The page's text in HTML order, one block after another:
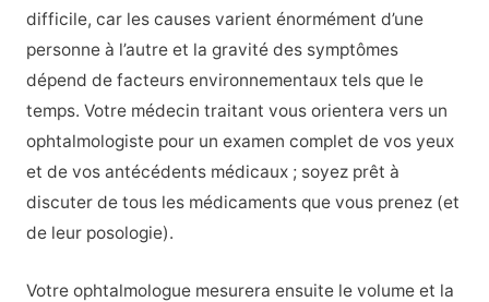
difficile, car les causes varient énormément d’une
personne à l’autre et la gravité des symptômes
dépend de facteurs environnementaux tels que le
temps. Votre médecin traitant vous orientera vers un
ophtalmologiste pour un examen complet de vos yeux
et de vos antécédents médicaux ; soyez prêt à
discuter de tous les médicaments que vous prenez (et
de leur posologie).
Votre ophtalmologue mesurera ensuite le volume et la